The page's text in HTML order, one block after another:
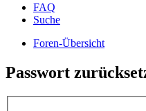
FAQ
Suche
Foren-Übersicht
Passwort